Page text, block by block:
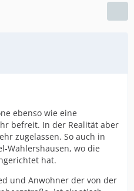
ebenso wie eine
befreit. In der Realität aber
zugelassen. So auch in
Wahlershausen, wo die
hat.
und Anwohner der von der